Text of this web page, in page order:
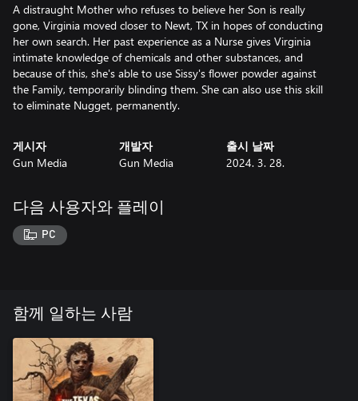
A distraught Mother who refuses to believe her Son is really
gone, Virginia moved closer to Newt, TX in hopes of conducting
her own search. Her past experience as a Nurse gives Virginia
intimate knowledge of chemicals and other substances, and
because of this, she's able to use Sissy's flower powder against
the Family, temporarily blinding them. She can also use this skill
to eliminate Nugget, permanently.
게시자
Gun Media
개발자
Gun Media
출시 날짜
2024. 3. 28.
다음 사용자와 플레이
PC
함께 일하는 사람